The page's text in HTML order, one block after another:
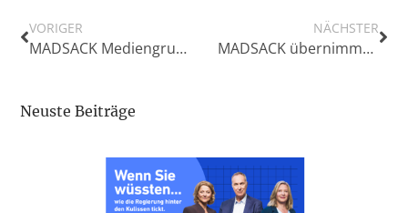
VORIGER
MADSACK Mediengruppe erweitert Führungsstruktur
NÄCHSTER
MADSACK übernimmt die Nordwest Mediengruppe
Neuste Beiträge